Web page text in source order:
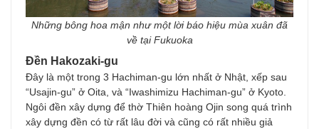
Những bông hoa mận như một lời báo hiệu mùa xuân đã
về tại Fukuoka
Đền Hakozaki-gu
Đây là một trong 3 Hachiman-gu lớn nhất ở Nhật, xếp sau
“Usajin-gu” ở Oita, và “Iwashimizu Hachiman-gu” ở Kyoto.
Ngôi đền xây dựng để thờ Thiên hoàng Ojin song quá trình
xây dựng đền có từ rất lâu đời và cũng có rất nhiều giả